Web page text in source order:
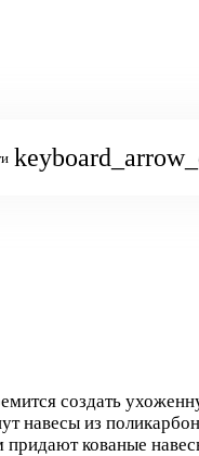
создать
навесы из
кованые